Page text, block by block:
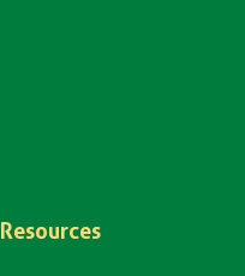
Resources